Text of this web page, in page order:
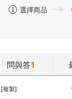
問與答1
[複製]